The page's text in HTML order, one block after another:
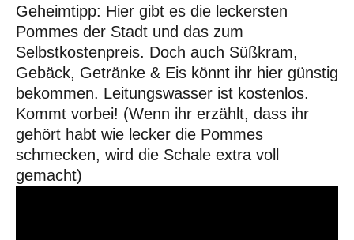
Geheimtipp: Hier gibt es die leckersten
Pommes der Stadt und das zum
Selbstkostenpreis. Doch auch Süßkram,
Gebäck, Getränke & Eis könnt ihr hier günstig
bekommen. Leitungswasser ist kostenlos.
Kommt vorbei! (Wenn ihr erzählt, dass ihr
gehört habt wie lecker die Pommes
schmecken, wird die Schale extra voll
gemacht)